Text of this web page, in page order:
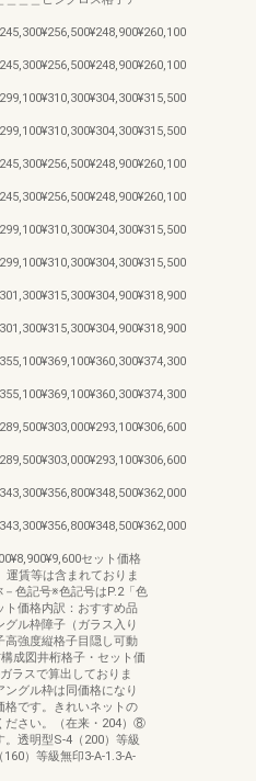
セット価格
賃等は含まれておりま
色記号※色記号はP.2「色
ト価格内訳：おすすめ品
ル枠障子（ガラス入り
高強度縦格子目隠し可動
成図井桁格子・セット価
ラスで算出しておりま
グル枠は同価格になり
格です。きれいネットの
ださい。（在来・204）⑧
透明型S-4（200）等級
）等級無印3-A-1.3-A-